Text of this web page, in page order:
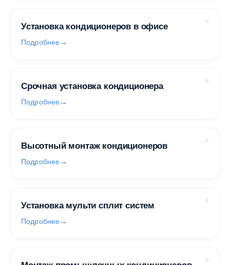
Установка кондиционеров в офисе
Подробнее
Срочная установка кондиционера
Подробнее
Высотный монтаж кондиционеров
Подробнее
Установка мульти сплит систем
Подробнее